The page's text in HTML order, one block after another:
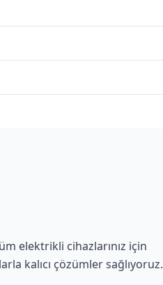
elektrikli cihazlarınız için
kalıcı çözümler sağlıyoruz.